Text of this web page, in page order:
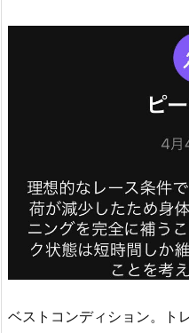
ベストコンディション。ト